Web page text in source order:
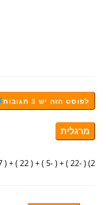
לפוסט הזה יש 3 תגובות
מרגלית
2) ( -22 ) + ( -5 ) + ( 22 ) + ( 7 ) =